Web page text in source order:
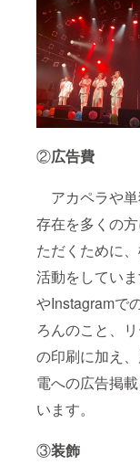
②広告費
アカペラや
存在を多くの
ただくために
活動をしてい
やInstagramで
ろんのこと、
の印刷に加え
電への広告掲
います。
③装飾